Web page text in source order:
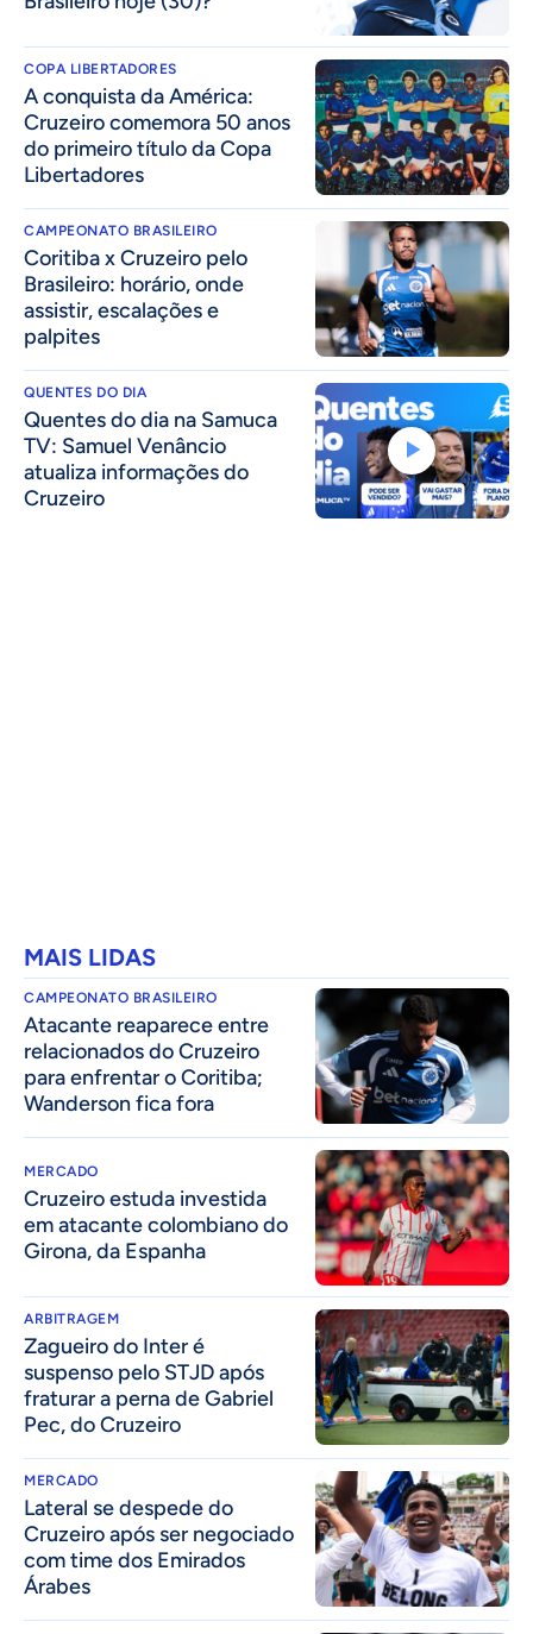
COPA LIBERTADORES
A conquista da América:
Cruzeiro comemora 50 anos
do primeiro título da Copa
Libertadores
CAMPEONATO BRASILEIRO
Coritiba x Cruzeiro pelo
Brasileiro: horário, onde
assistir, escalações e
palpites
QUENTES DO DIA
Quentes do dia na Samuca
TV: Samuel Venâncio
atualiza informações do
Cruzeiro
MAIS LIDAS
CAMPEONATO BRASILEIRO
Atacante reaparece entre
relacionados do Cruzeiro
para enfrentar o Coritiba;
Wanderson fica fora
MERCADO
Cruzeiro estuda investida
em atacante colombiano do
Girona, da Espanha
ARBITRAGEM
Zagueiro do Inter é
suspenso pelo STJD após
fraturar a perna de Gabriel
Pec, do Cruzeiro
MERCADO
Lateral se despede do
Cruzeiro após ser negociado
com time dos Emirados
Árabes